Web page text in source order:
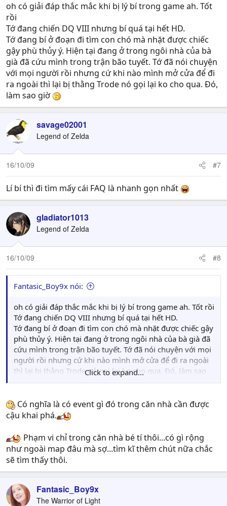
oh có giải đáp thắc mắc khi bị lý bí trong game ah. Tốt
rồi
Tớ đang chiến DQ VIII nhưng bí quá tại hết HD.
Tớ đang bí ở đoạn đi tìm con chó mà nhặt được chiếc
gậy phù thủy ý. Hiện tại đang ở trong ngôi nhà của bà
già đã cứu mình trong trận bão tuyết. Tớ đã nói chuyện
với mọi người rồi nhưng cứ khi nào mình mở cửa để đi
ra ngoài thì lại bị thằng Trode nó gọi lại ko cho qua. Đó,
làm sao giờ
savage02001
Legend of Zelda
16/10/09 #7
Lí bí thì đi tìm mấy cái FAQ là nhanh gọn nhất
gladiator1013
Legend of Zelda
16/10/09 #8
Fantasic_Boy9x nói:
oh có giải đáp thắc mắc khi bị lý bí trong game ah. Tốt rồi
Tớ đang chiến DQ VIII nhưng bí quá tại hết HD.
Tớ đang bí ở đoạn đi tìm con chó mà nhặt được chiếc gậy
phù thủy ý. Hiện tại đang ở trong ngôi nhà của bà già đã
cứu mình trong trận bão tuyết. Tớ đã nói chuyện với mọi
người rồi nhưng cứ khi nào mình mở cửa để đi ra ngoài
thì lại bị thằng Trode nó gọi lại ko cho qua. Đó, làm sao
giờ
Click to expand...
Có nghĩa là có event gì đó trong căn nhà cần được
cậu khai phá.
Phạm vi chỉ trong căn nhà bé tí thôi...có gì rộng
như ngoài map đâu mà sợ...tìm kĩ thêm chút nữa chắc
sẽ tìm thấy thôi.
Fantasic_Boy9x
The Warrior of Light